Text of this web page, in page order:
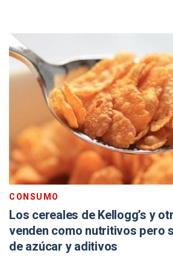
CONSUMO
Los cereales de Kellogg’s y
venden como nutritivos pero
de azúcar y aditivos